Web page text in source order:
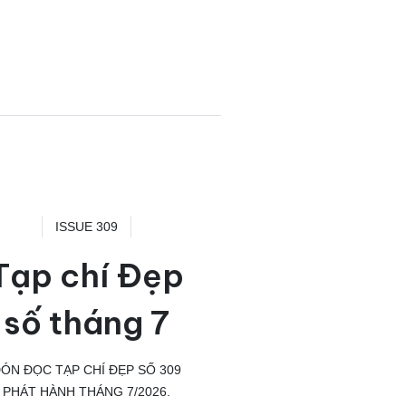
ISSUE 309
chí Đẹp
số tháng 7
ĐỌC TẠP CHÍ ĐẸP SỐ 309
PHÁT HÀNH THÁNG 7/2026.